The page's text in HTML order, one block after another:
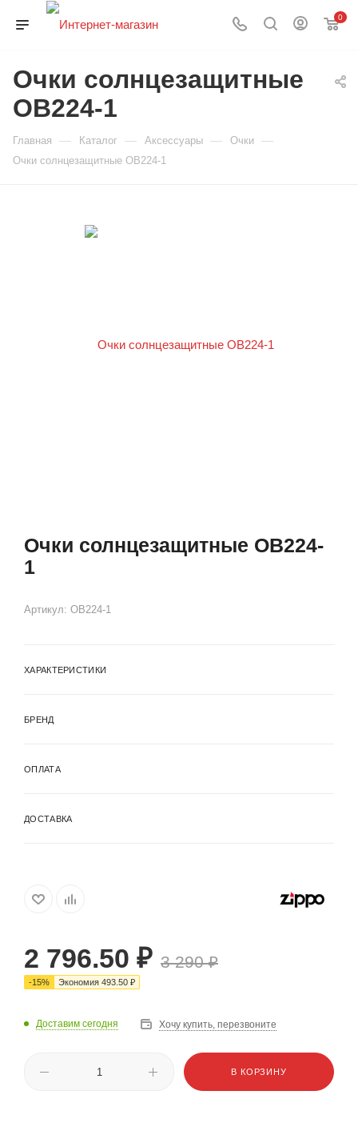
0
Очки солнцезащитные
OB224-1
Главная — Каталог — Аксессуары — Очки —
Очки солнцезащитные OB224-1
Очки солнцезащитные OB224-
1
Артикул: OB224-1
ХАРАКТЕРИСТИКИ
БРЕНД
ОПЛАТА
ДОСТАВКА
2 796.50 ₽ 3 290₽
-15% Экономия 493.50 ₽
Доставим сегодня Хочу купить, перезвоните
В КОРЗИНУ